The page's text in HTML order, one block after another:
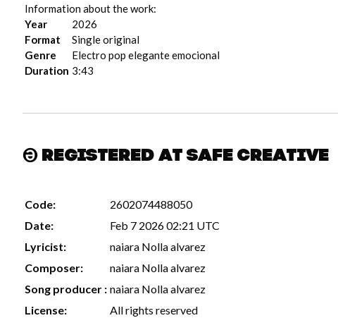
Information about the work:
Year
2026
Format
Single original
Genre
Electro pop elegante emocional
Duration 3:43
Registered at Safe Creative
Code:
2602074488050
Date:
Feb 7 2026 02:21 UTC
Lyricist:
naiara Nolla alvarez
Composer:
naiara Nolla alvarez
Song producer : naiara Nolla alvarez
License:
All rights reserved